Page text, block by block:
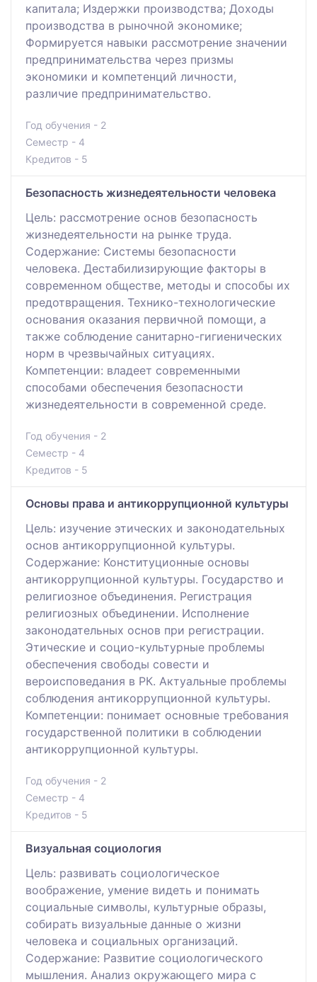
капитала; Издержки производства; Доходы
производства в рыночной экономике;
Формируется навыки рассмотрение значении
предпринимательства через призмы
экономики и компетенций личности,
различие предпринимательство.
Год обучения - 2
Семестр - 4
Кредитов - 5
Безопасность жизнедеятельности человека
Цель: рассмотрение основ безопасность
жизнедеятельности на рынке труда.
Содержание: Системы безопасности
человека. Дестабилизирующие факторы в
современном обществе, методы и способы их
предотвращения. Технико-технологические
основания оказания первичной помощи, а
также соблюдение санитарно-гигиенических
норм в чрезвычайных ситуациях.
Компетенции: владеет современными
способами обеспечения безопасности
жизнедеятельности в современной среде.
Год обучения - 2
Семестр - 4
Кредитов - 5
Основы права и антикоррупционной культуры
Цель: изучение этических и законодательных
основ антикоррупционной культуры.
Содержание: Конституционные основы
антикоррупционной культуры. Государство и
религиозное объединения. Регистрация
религиозных объединении. Исполнение
законодательных основ при регистрации.
Этические и социо-культурные проблемы
обеспечения свободы совести и
вероисповедания в РК. Актуальные проблемы
соблюдения антикоррупционной культуры.
Компетенции: понимает основные требования
государственной политики в соблюдении
антикоррупционной культуры.
Год обучения - 2
Семестр - 4
Кредитов - 5
Визуальная социология
Цель: развивать социологическое
воображение, умение видеть и понимать
социальные символы, культурные образы,
собирать визуальные данные о жизни
человека и социальных организаций.
Содержание: Развитие социологического
мышления. Анализ окружающего мира с